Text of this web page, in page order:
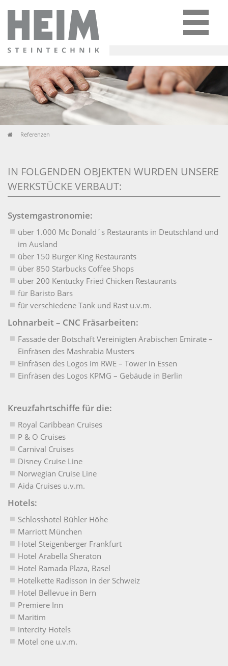
Referenzen
IN FOLGENDEN OBJEKTEN WURDEN UNSERE
WERKSTÜCKE VERBAUT:
Systemgastronomie:
über 1.000 Mc Donald´s Restaurants in Deutschland und
im Ausland
über 150 Burger King Restaurants
über 850 Starbucks Coffee Shops
über 200 Kentucky Fried Chicken Restaurants
für Baristo Bars
für verschiedene Tank und Rast u.v.m.
Lohnarbeit – CNC Fräsarbeiten:
Fassade der Botschaft Vereinigten Arabischen Emirate –
Einfräsen des Mashrabia Musters
Einfräsen des Logos im RWE – Tower in Essen
Einfräsen des Logos KPMG – Gebäude in Berlin
Kreuzfahrtschiffe für die:
Royal Caribbean Cruises
P & O Cruises
Carnival Cruises
Disney Cruise Line
Norwegian Cruise Line
Aida Cruises u.v.m.
Hotels:
Schlosshotel Bühler Höhe
Marriott München
Hotel Steigenberger Frankfurt
Hotel Arabella Sheraton
Hotel Ramada Plaza, Basel
Hotelkette Radisson in der Schweiz
Hotel Bellevue in Bern
Premiere Inn
Maritim
Intercity Hotels
Motel one u.v.m.